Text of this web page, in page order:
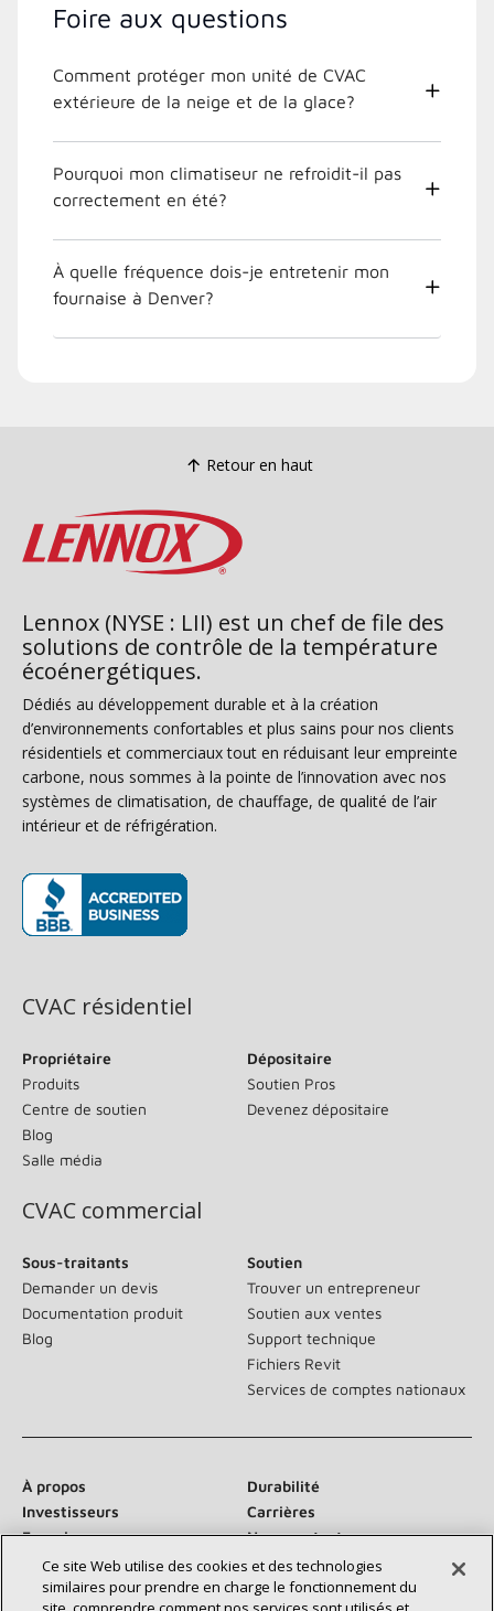
Foire aux questions
Comment protéger mon unité de CVAC
extérieure de la neige et de la glace?
Pourquoi mon climatiseur ne refroidit-il pas
correctement en été?
À quelle fréquence dois-je entretenir mon
fournaise à Denver?
Retour en haut
Lennox (NYSE : LII) est un chef de file des
solutions de contrôle de la température
écoénergétiques.
Dédiés au développement durable et à la création
d’environnements confortables et plus sains pour nos clients
résidentiels et commerciaux tout en réduisant leur empreinte
carbone, nous sommes à la pointe de l’innovation avec nos
systèmes de climatisation, de chauffage, de qualité de l’air
intérieur et de réfrigération.
CVAC résidentiel
Propriétaire
Produits
Centre de soutien
Blog
Salle média
Dépositaire
Soutien Pros
Devenez dépositaire
CVAC commercial
Sous-traitants
Demander un devis
Documentation produit
Blog
Soutien
Trouver un entrepreneur
Soutien aux ventes
Support technique
Fichiers Revit
Services de comptes nationaux
À propos
Durabilité
Investisseurs
Carrières
Fournisseurs
Nous contacter
Salle de presse
Ce site Web utilise des cookies et des technologies
similaires pour prendre en charge le fonctionnement du